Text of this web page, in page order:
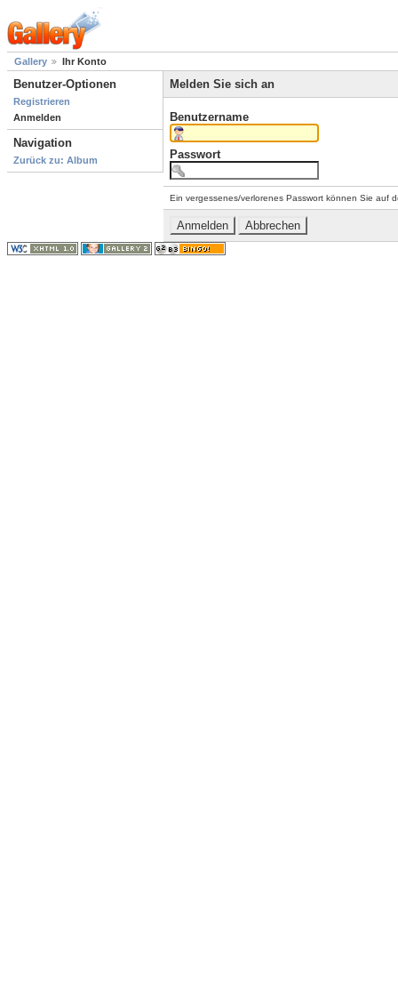
Gallery Ihr Konto
Benutzer-Optionen
Registrieren
Anmelden
Navigation
Zurück zu: Album
Melden Sie sich an
Benutzername
Passwort
Ein vergessenes/verlorenes Passwort können Sie auf